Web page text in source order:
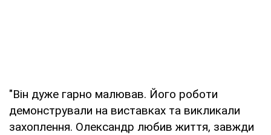
"Він дуже гарно малював. Його роботи
демонстрували на виставках та викликали
захоплення. Олександр любив життя, завжди